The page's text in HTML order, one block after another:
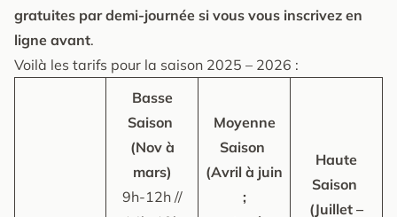
gratuites par demi-journée si vous vous inscrivez en
ligne avant.
Voilà les tarifs pour la saison 2025 – 2026 :
Basse
Saison
(Nov à
mars)
9h-12h //
Moyenne
Saison
(Avril à juin
;
Haute
Saison
(Juillet –